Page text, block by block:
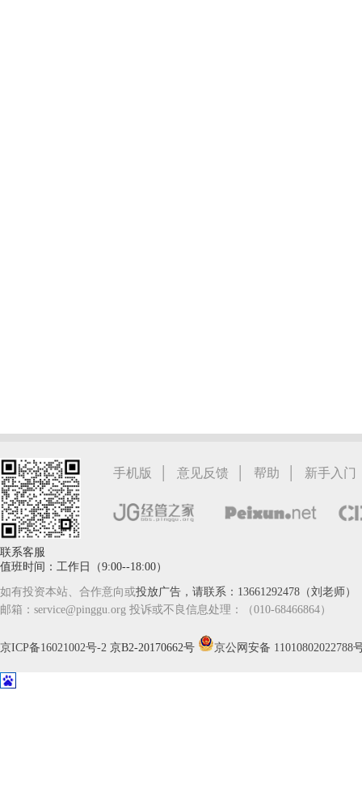
手机版 | 意见反馈 | 帮助 | 新手入门
联系客服
值班时间：工作日（9:00--18:00）
如有投资本站、合作意向或投放广告，请联系：13661292478（刘老师）
邮箱：service@pinggu.org 投诉或不良信息处理：（010-68466864）
京ICP备16021002号-2 京B2-20170662号 京公网安备 11010802022788